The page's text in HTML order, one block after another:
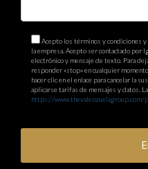
Acepto los términos y condiciones
la empresa. Acepto ser contactado por
electrónico y mensaje de texto. Para
responder «stop» en cualquier
hacer clic en el enlace para cancelar la
aplicarse tarifas de mensajes y datos.
https://www.thevalenzuelagroup.com/